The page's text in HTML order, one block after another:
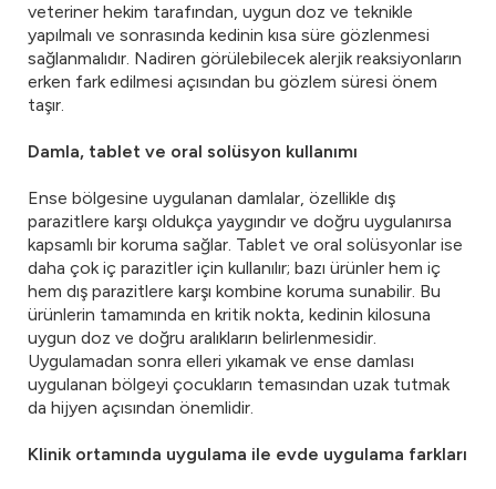
veteriner hekim tarafından, uygun doz ve teknikle
yapılmalı ve sonrasında kedinin kısa süre gözlenmesi
sağlanmalıdır. Nadiren görülebilecek alerjik reaksiyonların
erken fark edilmesi açısından bu gözlem süresi önem
taşır.
Damla, tablet ve oral solüsyon kullanımı
Ense bölgesine uygulanan damlalar, özellikle dış
parazitlere karşı oldukça yaygındır ve doğru uygulanırsa
kapsamlı bir koruma sağlar. Tablet ve oral solüsyonlar ise
daha çok iç parazitler için kullanılır; bazı ürünler hem iç
hem dış parazitlere karşı kombine koruma sunabilir. Bu
ürünlerin tamamında en kritik nokta, kedinin kilosuna
uygun doz ve doğru aralıkların belirlenmesidir.
Uygulamadan sonra elleri yıkamak ve ense damlası
uygulanan bölgeyi çocukların temasından uzak tutmak
da hijyen açısından önemlidir.
Klinik ortamında uygulama ile evde uygulama farkları